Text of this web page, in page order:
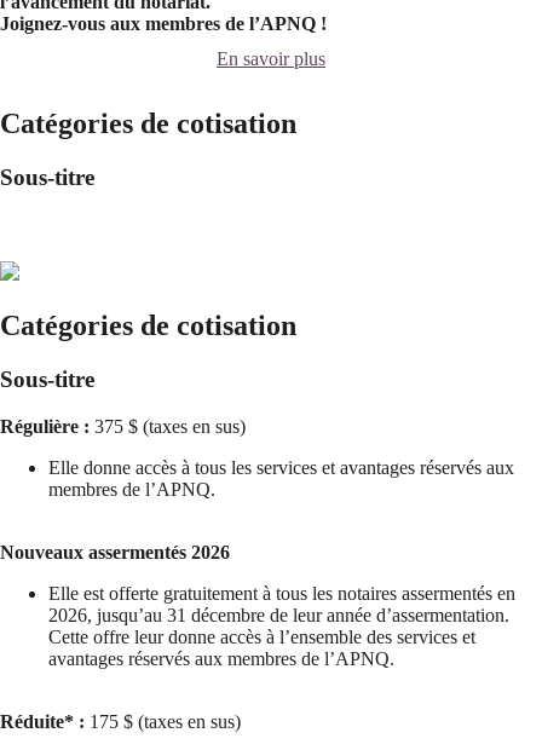
Joignez-vous aux membres de l’APNQ !
En savoir plus
Catégories de cotisation
Sous-titre
Catégories de cotisation
Sous-titre
Régulière : 375 $ (taxes en sus)
Elle donne accès à tous les services et avantages réservés aux
membres de l’APNQ.
Nouveaux assermentés 2026
Elle est offerte gratuitement à tous les notaires assermentés en
2026, jusqu’au 31 décembre de leur année d’assermentation.
Cette offre leur donne accès à l’ensemble des services et
avantages réservés aux membres de l’APNQ.
Réduite* : 175 $ (taxes en sus)